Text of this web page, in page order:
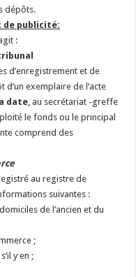
dépôts.
de publicité:
:
d’enregistrement et de
exemplaire de l’acte
date, au secrétariat -greffe
le fonds ou le principal
comprend des
au registre de
suivantes :
de l’ancien et du
;
y en ;